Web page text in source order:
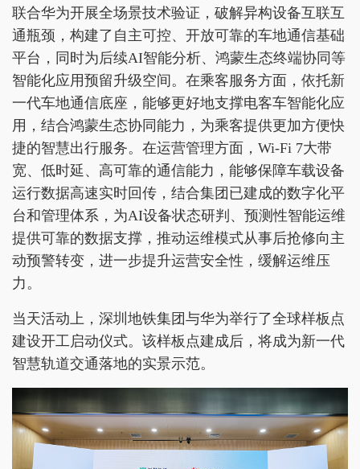
联合华为开展全场景技术验证，破解异构设备互联互
通瓶颈，构建了自主可控、开放可靠的车地通信基础
平台，同时为后续AI智能分析、鸿蒙生态终端协同等
智能化应用预留升级空间。在乘客服务方面，依托新
一代车地通信底座，能够更好地支撑电客车智能化应
用，结合鸿蒙生态协同能力，为乘客提供更加方便快
捷的智慧出行服务。在运营管理方面，Wi-Fi 7大带
宽、低时延、高可靠的通信能力，能够保障车载设备
运行数据高速实时回传，结合集团已建成的数字化平
台和管理体系，为AI设备状态研判、预测性智能运维
提供可靠的数据支撑，推动运维模式从事后抢修向主
动预警转变，进一步提升运营安全性，缓解运维压
力。
当天活动上，深圳地铁集团与华为举行了全球样板点
建设开工启动仪式。该样板点建成后，将成为新一代
智慧轨道交通落地的实景示范。